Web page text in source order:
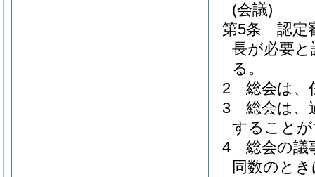
(会議)
第5条
認定
長が必要
る。
2
総会は、
3
総会は、
すること
4
総会の議
同数のと